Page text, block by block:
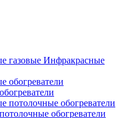
Инфракрасные
обогреватели